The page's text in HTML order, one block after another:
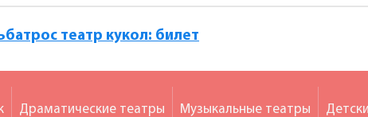
театр кукол: билет
Драматические театры Музыкальные театры